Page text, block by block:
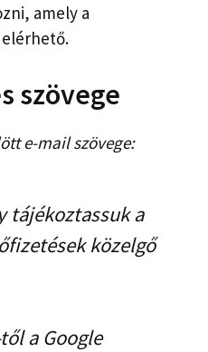
amely a
szövege
e-mail szövege:
tájékoztassuk a
közelgő
a Google